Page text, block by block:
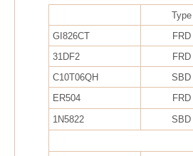
Type
GI826CT
FRD
31DF2
FRD
C10T06QH
SBD
ER504
FRD
1N5822
SBD